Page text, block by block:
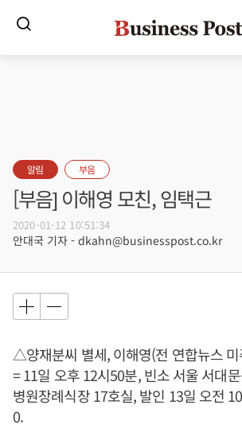
알림 부음
[부음] 이해영 모친, 임택근
2020-01-12 10:51:34
안대국 기자 - dkahn@businesspost.co.kr
△양재분씨 별세, 이해영(전 연합뉴스
= 11일 오후 12시50분, 빈소 서울 서대
병원장례식장 17호실, 발인 13일 오전
0.